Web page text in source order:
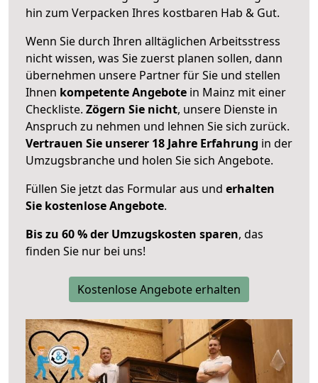
hin zum Verpacken Ihres kostbaren Hab & Gut.
Wenn Sie durch Ihren alltäglichen Arbeitsstress
nicht wissen, was Sie zuerst planen sollen, dann
übernehmen unsere Partner für Sie und stellen
Ihnen kompetente Angebote in Mainz mit einer
Checkliste. Zögern Sie nicht, unsere Dienste in
Anspruch zu nehmen und lehnen Sie sich zurück.
Vertrauen Sie unserer 18 Jahre Erfahrung in der
Umzugsbranche und holen Sie sich Angebote.
Füllen Sie jetzt das Formular aus und erhalten
Sie kostenlose Angebote.
Bis zu 60 % der Umzugskosten sparen, das
finden Sie nur bei uns!
Kostenlose Angebote erhalten